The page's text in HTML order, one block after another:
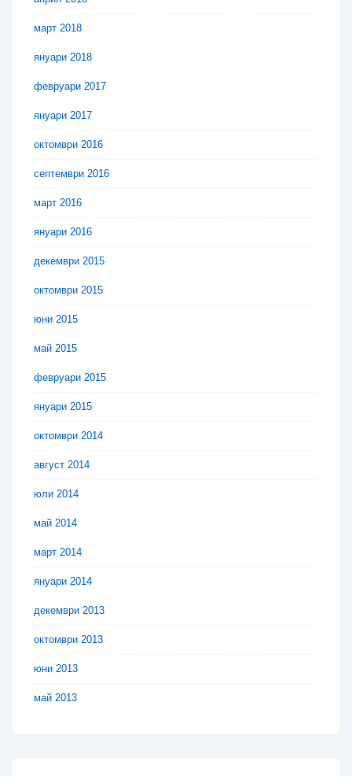
март 2018
януари 2018
февруари 2017
януари 2017
октомври 2016
септември 2016
март 2016
януари 2016
декември 2015
октомври 2015
юни 2015
май 2015
февруари 2015
януари 2015
октомври 2014
август 2014
юли 2014
май 2014
март 2014
януари 2014
декември 2013
октомври 2013
юни 2013
май 2013